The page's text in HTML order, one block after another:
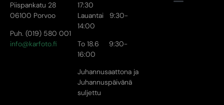
Piispankatu 28
06100 Porvoo
Puh. (019) 580 001
info@karfoto.fi
17:30
Lauantai 9:30-
14:00
To 18.6 9:30-
16:00
Juhannusaattona ja
Juhannuspäivänä
suljettu